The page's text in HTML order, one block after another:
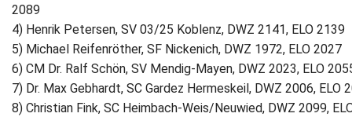
2089
4) Henrik Petersen, SV 03/25 Koblenz, DWZ 2141, ELO 2139
5) Michael Reifenröther, SF Nickenich, DWZ 1972, ELO 2027
6) CM Dr. Ralf Schön, SV Mendig-Mayen, DWZ 2023, ELO
7) Dr. Max Gebhardt, SC Gardez Hermeskeil, DWZ 2006, ELO
8) Christian Fink, SC Heimbach-Weis/Neuwied, DWZ 2099,